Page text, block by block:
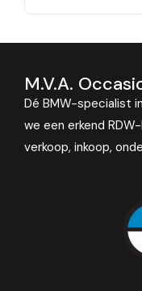
M.V.A.
Dé BMW-specialist
we een erkend
verkoop, inkoop,